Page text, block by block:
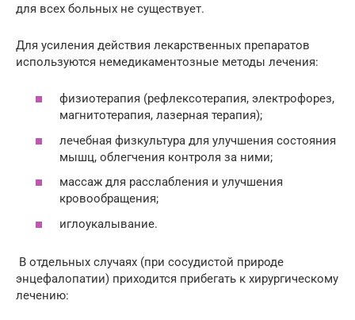
для всех больных не существует.
Для усиления действия лекарственных препаратов
используются немедикаментозные методы лечения:
физиотерапия (рефлексотерапия, электрофорез,
магнитотерапия, лазерная терапия);
лечебная физкультура для улучшения состояния
мышц, облегчения контроля за ними;
массаж для расслабления и улучшения
кровообращения;
иглоукалывание.
В отдельных случаях (при сосудистой природе
энцефалопатии) приходится прибегать к хирургическому
лечению: